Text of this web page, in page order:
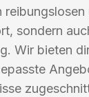
sondern
Wir bieten